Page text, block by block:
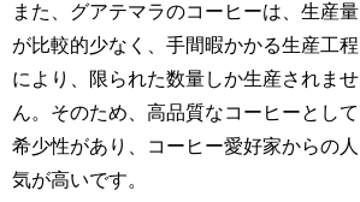
また、グアテマラのコーヒーは、生産量
が比較的少なく、手間暇かかる生産工程
により、限られた数量しか生産されませ
ん。そのため、高品質なコーヒーとして
希少性があり、コーヒー愛好家からの人
気が高いです。